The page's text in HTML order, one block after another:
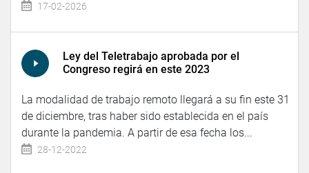
17-02-2026
Ley del Teletrabajo aprobada por el
Congreso regirá en este 2023
La modalidad de trabajo remoto llegará a su fin este 31
de diciembre, tras haber sido establecida en el país
durante la pandemia. A partir de esa fecha los...
28-12-2022